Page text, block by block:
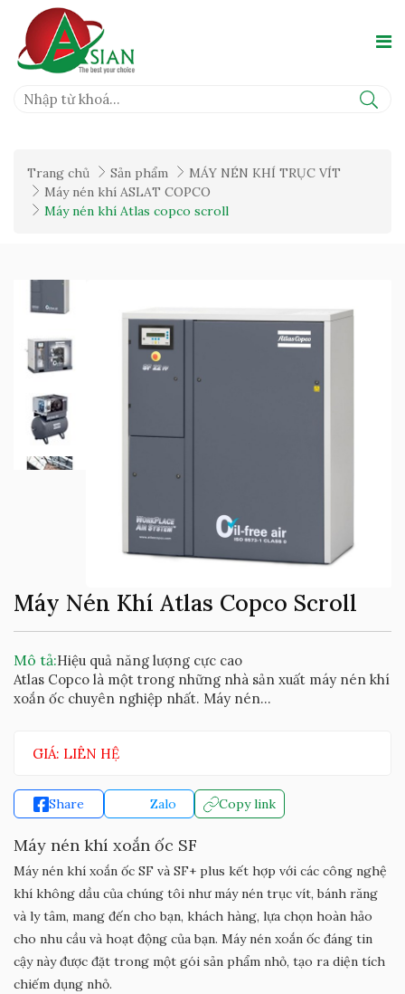
Trang chủ Sản phẩm
MÁY NÉN KHÍ TRỤC VÍT
Máy nén khí ASLAT COPCO
Máy nén khí Atlas copco scroll
Máy Nén Khí Atlas Copco Scroll
Mô tả:Hiệu quả năng lượng cực cao
Atlas Copco là một trong những nhà sản xuất máy nén khí
xoắn ốc chuyên nghiệp nhất. Máy nén...
GIÁ: LIÊN HỆ
Share Zalo Copy link
Máy nén khí xoắn ốc SF
Máy nén khí xoắn ốc SF và SF+ plus kết hợp với các công nghệ
khí không dầu của chúng tôi như máy nén trục vít, bánh răng
và ly tâm, mang đến cho bạn, khách hàng, lựa chọn hoàn hảo
cho nhu cầu và hoạt động của bạn. Máy nén xoắn ốc đáng tin
cậy này được đặt trong một gói sản phẩm nhỏ, tạo ra diện tích
chiếm dụng nhỏ.